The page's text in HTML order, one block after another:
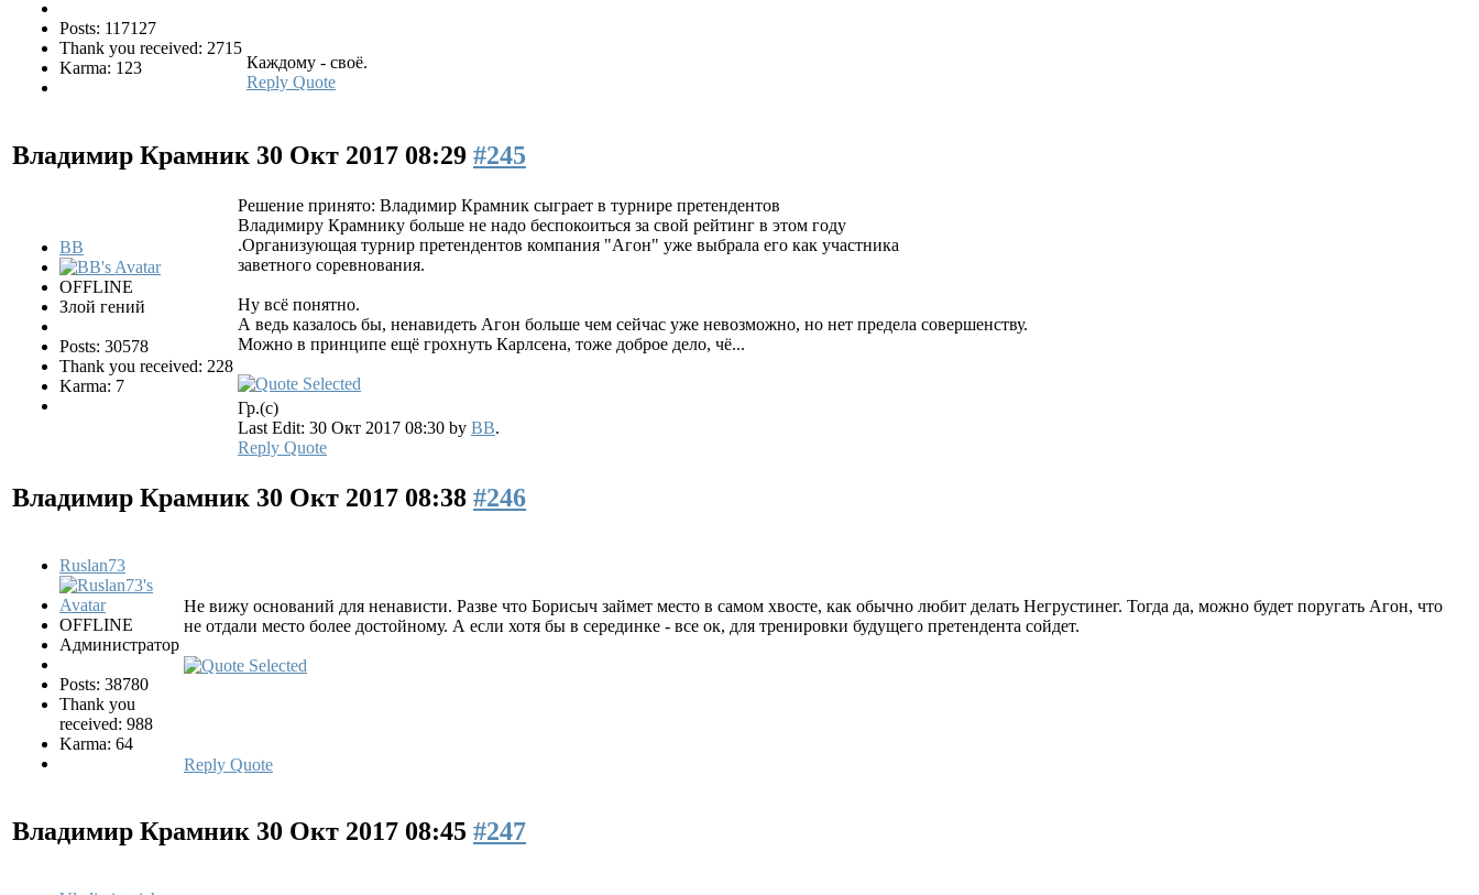
Posts: 117127
Thank you received: 2715
Karma: 123
Каждому - своё.
Reply Quote
Владимир Крамник 30 Окт 2017 08:29 #245
BB
OFFLINE
Злой гений
Posts: 30578
Thank you received: 228
Karma: 7
Решение принято: Владимир Крамник сыграет в турнире претендентов
Владимиру Крамнику больше не надо беспокоиться за свой рейтинг в этом году
.Oрганизующая турнир претендентов компания "Агон" уже выбрала его как участника
заветного соревнования.
Ну всё понятно.
А ведь казалось бы, ненавидеть Агон больше чем сейчас уже невозможно, но нет предела совершенству.
Можно в принципе ещё грохнуть Карлсена, тоже доброе дело, чё...
Гр.(с)
Last Edit: 30 Окт 2017 08:30 by BB.
Reply Quote
Владимир Крамник 30 Окт 2017 08:38 #246
Ruslan73
OFFLINE
Администратор
Posts: 38780
Thank you
received: 988
Karma: 64
Не вижу оснований для ненависти. Разве что Борисыч займет место в самом хвосте, как обычно любит делать Негрустинег. Тогда да, можно будет поругать Агон, что
не отдали место более достойному. А если хотя бы в серединке - все ок, для тренировки будущего претендента сойдет.
Reply Quote
Владимир Крамник 30 Окт 2017 08:45 #247